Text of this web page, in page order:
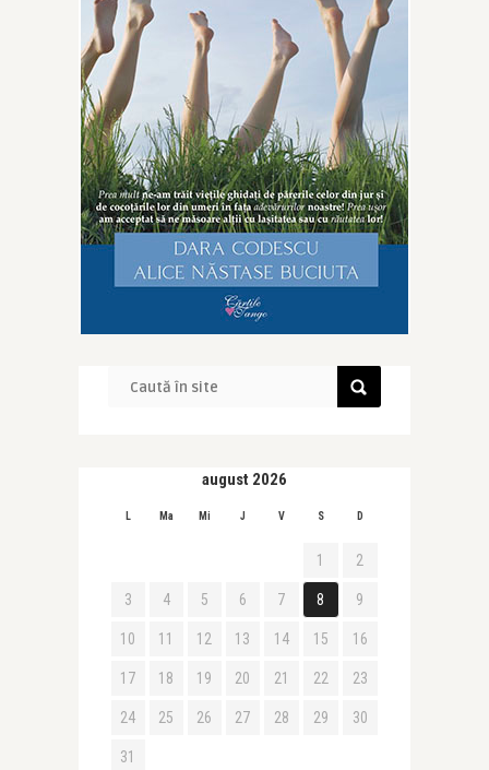
august 2026
L Ma Mi J V S D
1 2
3 4 5 6 7 8 9
10 11 12 13 14 15 16
17 18 19 20 21 22 23
24 25 26 27 28 29 30
31